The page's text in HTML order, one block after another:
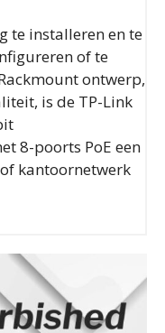
te installeren en te
of te
ontwerp,
is de TP-Link
8-poorts PoE een
kantoornetwerk